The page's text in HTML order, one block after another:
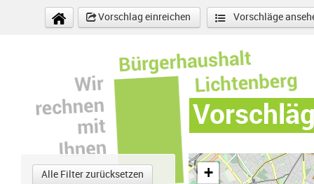
Direkt zum Inhalt
Vorschlag einreichen
Vorschläge
Alle Filter zurücksetzen +